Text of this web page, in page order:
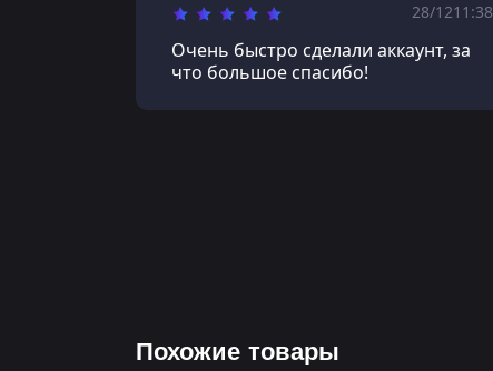
28/1211:38
Очень быстро сделали аккаунт, за
что большое спасибо!
Похожие товары